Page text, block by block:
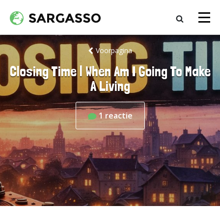
Voorpagina
Closing Time | When Am I Going To Make
A Living
1reactie